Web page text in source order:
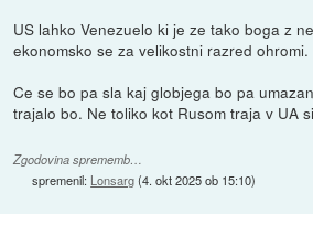
US lahko Venezuelo ki je ze tako boga z
ekonomsko se za velikostni razred ohromi.
Ce se bo pa sla kaj globjega bo pa
trajalo bo. Ne toliko kot Rusom traja v UA
Zgodovina sprememb…
spremenil: Lonsarg(4. okt 2025 ob 15:10)